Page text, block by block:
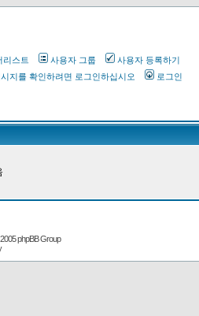
리스트 사용자 그룹
사용자 등록하기
지를 확인하려면 로그인하십시오 로그인
phpBB Group